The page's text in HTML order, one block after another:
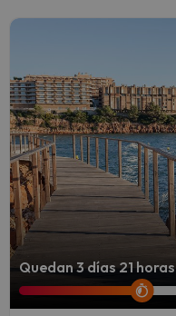
Quedan 3 días 21 horas